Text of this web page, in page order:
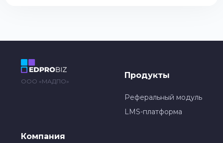
ООО «МАДПО»
Продукты
Реферальный модуль
LMS-платформа
Компания